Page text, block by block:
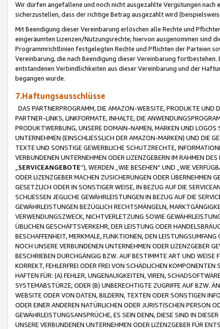
Wir dürfen angefallene und noch nicht ausgezahlte Vergütungen
sicherzustellen, dass der richtige Betrag ausgezahlt wird
Mit Beendigung dieser Vereinbarung erlöschen alle Rechte und
eingeräumten Lizenzen/Nutzungsrechte; hiervon ausgenommen sind
Programmrichtlinien festgelegten Rechte und Pflichten der Parteien
Vereinbarung, die nach Beendigung dieser Vereinbarung
entstandenen Verbindlichkeiten aus dieser Vereinbarung und der
begangen wurde.
7.Haftungsausschlüsse
DAS PARTNERPROGRAMM, DIE AMAZON-WEBSITE, PRODUKTE UND
PARTNER-LINKS, LINKFORMATE, INHALTE, DIE
PRODUKTWERBUNG, UNSERE DOMAIN-NAMEN, MARKEN UND
UNTERNEHMEN (EINSCHLIESSLICH DER AMAZON-MARKEN) UND DIE
TEXTE UND SONSTIGE GEWERBLICHE SCHUTZRECHTE,
VERBUNDENEN UNTERNEHMEN ODER LIZENZGEBERN IM RAHMEN
SERVICEANGEBOTE“), WERDEN „WIE BESEHEN“ UND „WIE
ODER LIZENZGEBER MACHEN ZUSICHERUNGEN ODER ÜBERNEHMEN
GESETZLICH ODER IN SONSTIGER WEISE, IN BEZUG AUF DIE
SCHLIESSEN JEGLICHE GEWÄHRLEISTUNGEN IN BEZUG AUF DIE
GEWÄHRLEISTUNGEN BEZÜGLICH RECHTSMÄNGELN,
VERWENDUNGSZWECK, NICHTVERLETZUNG SOWIE
ÜBLICHEN GESCHÄFTSVERKEHR, DER LEISTUNG ODER
BESCHAFFENHEIT, MERKMALE, FUNKTIONEN, DEN
NOCH UNSERE VERBUNDENEN UNTERNEHMEN ODER LIZENZGEBER
BESCHRIEBEN DURCHGÄNGIG BZW. AUF BESTIMMTE ART UND
KORREKT, FEHLERFREI ODER FREI VON SCHÄDLICHEN
HAFTEN FÜR: (A) FEHLER, UNGENAUIGKEITEN, VIREN,
SYSTEMABSTÜRZE; ODER (B) UNBERECHTIGTE ZUGRIFFE AUF BZW.
WEBSITE ODER VON DATEN, BILDERN, TEXTEN ODER SONSTIGEN
ODER EINER ANDEREN NATÜRLICHEN ODER JURISTISCHEN PERSON
GEWÄHRLEISTUNGSANSPRÜCHE, ES SEIN DENN, DIESE SIND IN
UNSERE VERBUNDENEN UNTERNEHMEN ODER LIZENZGEBER FÜR